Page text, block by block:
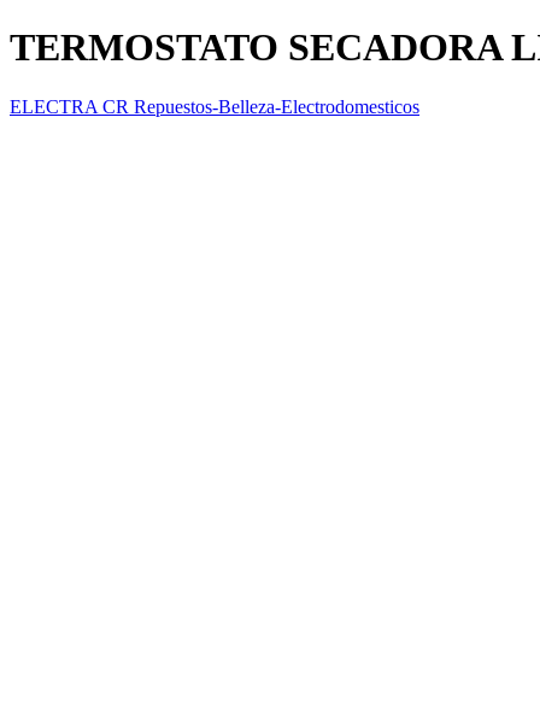
TERMOSTATO SECADORA
ELECTRA CR Repuestos-Belleza-Electrodomesticos